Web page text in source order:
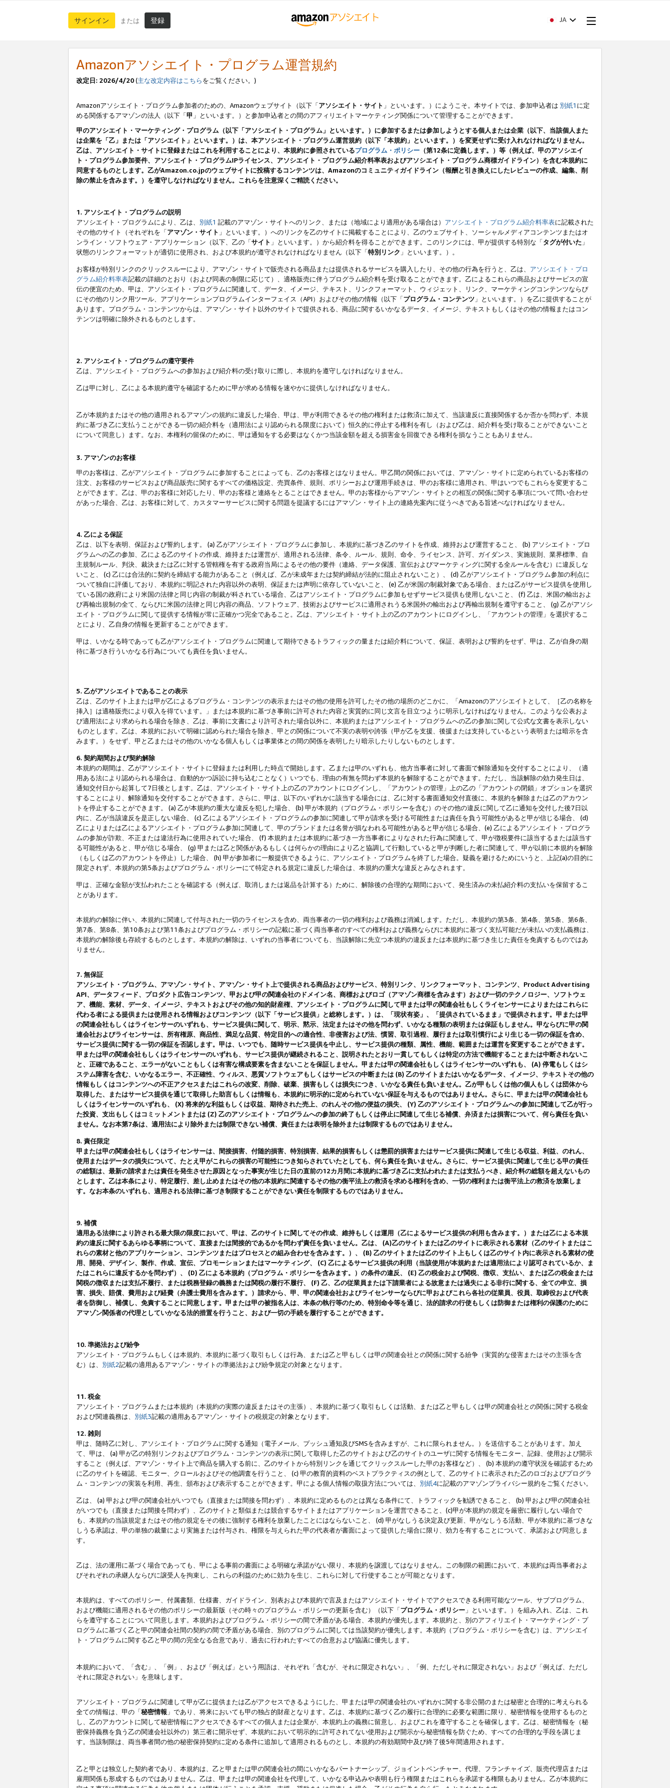
サインイン または 登録 JA
Amazonアソシエイト・プログラム運営規約
改定日: 2026/4/20(主な改定内容はこちらをご覧ください。)
Amazonアソシエイト・プログラム参加者のための、Amazonウェブサイト（以下「アソシエイト・サイト 」といいます。）にようこそ。本サイトでは、参加申込者は 別紙1 に定
める関係するアマゾンの法人（以下「甲 」といいます。）と参加申込者との間のアフィリエイトマーケティング関係について管理することができます。
甲のアソシエイト・マーケティング・プログラム（以下「アソシエイト・プログラム」といいます。）に参加するまたは参加しようとする個人または企業（以下、当該個人また
は企業を「乙」または「アソシエイト」といいます。）は、本アソシエイト・プログラム運営規約（以下「本規約」といいます。）を変更せずに受け入れなければなりません。
乙は、アソシエイト・サイトに登録またはこれを利用することにより、本規約に参照されているプログラム・ポリシー （第12条に定義します。）等（例えば、甲のアソシエイ
ト・プログラム参加要件、アソシエイト・プログラムIPライセンス、アソシエイト・プログラム紹介料率表およびアソシエイト・プログラム商標ガイドライン）を含む本規約に
同意するものとします。乙がAmazon.co.jpのウェブサイトに投稿するコンテンツは、Amazonのコミュニティガイドライン（報酬と引き換えにしたレビューの作成、編集、削
除の禁止を含みます。）を遵守しなければなりません。これらを注意深くご精読ください。
1. アソシエイト・プログラムの説明
アソシエイト・プログラムにより、乙は、 別紙1 記載のアマゾン・サイトへのリンク、または（地域により適用がある場合は） アソシエイト・プログラム紹介料率表に記載された
その他のサイト（それぞれを「アマゾン・サイト 」といいます。）へのリンクを乙のサイトに掲載することにより、乙のウェブサイト、ソーシャルメディアコンテンツまたはオ
ンライン・ソフトウェア・アプリケーション（以下、乙の「サイト 」といいます。）から紹介料を得ることができます。このリンクには、甲が提供する特別な「タグが付いた 」
状態のリンクフォーマットが適切に使用され、および本規約が遵守されなければなりません（以下「特別リンク 」といいます。）。
お客様が特別リンクのクリックスルーにより、アマゾン・サイトで販売される商品または提供されるサービスを購入したり、その他の行為を行うと、乙は、 アソシエイト・プロ
グラム紹介料率表記載の詳細のとおり（および同表の制限に応じて）、適格販売に伴うプログラム紹介料を受け取ることができます。乙によるこれらの商品およびサービスの宣
伝の便宜のため、甲は、アソシエイト・プログラムに関連して、データ、イメージ、テキスト、リンクフォーマット、ウィジェット、リンク、マーケティングコンテンツならび
にその他のリンク用ツール、アプリケーションプログラムインターフェイス（API）およびその他の情報（以下「プログラム・コンテンツ 」といいます。）を乙に提供することが
あります。プログラム・コンテンツからは、アマゾン・サイト以外のサイトで提供される、商品に関するいかなるデータ、イメージ、テキストもしくはその他の情報またはコン
テンツは明確に除外されるものとします。
2. アソシエイト・プログラムの遵守要件
乙は、アソシエイト・プログラムへの参加および紹介料の受け取りに際し、本規約を遵守しなければなりません。
乙は甲に対し、乙による本規約遵守を確認するために甲が求める情報を速やかに提供しなければなりません。
乙が本規約またはその他の適用されるアマゾンの規約に違反した場合、甲は、甲が利用できるその他の権利または救済に加えて、当該違反に直接関係するか否かを問わず、本規
約に基づき乙に支払うことができる一切の紹介料を（適用法により認められる限度において）恒久的に停止する権利を有し（および乙は、紹介料を受け取ることができないこと
について同意し）ます。なお、本権利の留保のために、甲は通知をする必要はなくかつ当該金額を超える損害金を回復できる権利を損なうこともありません。
3. アマゾンのお客様
甲のお客様は、乙がアソシエイト・プログラムに参加することによっても、乙のお客様とはなりません。甲乙間の関係においては、アマゾン・サイトに定められているお客様の
注文、お客様のサービスおよび商品販売に関するすべての価格設定、売買条件、規則、ポリシーおよび運用手続きは、甲のお客様に適用され、甲はいつでもこれらを変更するこ
とができます。乙は、甲のお客様に対応したり、甲のお客様と連絡をとることはできません。甲のお客様からアマゾン・サイトとの相互の関係に関する事項について問い合わせ
があった場合、乙は、お客様に対して、カスタマーサービスに関する問題を提議するにはアマゾン・サイト上の連絡先案内に従うべきである旨述べなければなりません。
4. 乙による保証
乙は、以下を表明、保証および誓約します。 (a) 乙がアソシエイト・プログラムに参加し、本規約に基づき乙のサイトを作成、維持および運営すること、 (b) アソシエイト・プロ
グラムへの乙の参加、乙による乙のサイトの作成、維持または運営が、適用される法律、条令、ルール、規則、命令、ライセンス、許可、ガイダンス、実施規則、業界標準、自
主規制ルール、判決、裁決または乙に対する管轄権を有する政府当局によるその他の要件（連絡、データ保護、宣伝およびマーケティングに関する全ルールを含む）に違反しな
いこと、 (c) 乙には合法的に契約を締結する能力があること（例えば、乙が未成年または契約締結が法的に阻止されないこと）、 (d) 乙がアソシエイト・プログラム参加の利点に
ついて独自に評価しており、本規約に明記された内容以外の表明、保証または声明に依存していないこと、 (e) 乙が米国の制裁対象である場合、または乙がサービス提供を使用し
ている国の政府により米国の法律と同じ内容の制裁が科されている場合、乙はアソシエイト・プログラムに参加もせずサービス提供も使用しないこと、 (f) 乙は、米国の輸出およ
び再輸出規制の全て、ならびに米国の法律と同じ内容の商品、ソフトウェア、技術およびサービスに適用されうる米国外の輸出および再輸出規制を遵守すること、 (g) 乙がアソシ
エイト・プログラムに関して提供する情報が常に正確かつ完全であること。乙は、アソシエイト・サイト上の乙のアカウントにログインし、「アカウントの管理」を選択するこ
とにより、乙自身の情報を更新することができます。
甲は、いかなる時であっても乙がアソシエイト・プログラムに関連して期待できるトラフィックの量または紹介料について、保証、表明および誓約をせず、甲は、乙が自身の期
待に基づき行ういかなる行為についても責任を負いません。
5. 乙がアソシエイトであることの表示
乙は、乙のサイト上または甲が乙によるプログラム・コンテンツの表示またはその他の使用を許可したその他の場所のどこかに、「Amazonのアソシエイトとして、［乙の名称を
挿入］は適格販売により収入を得ています。」または本規約に基づき事前に許可された内容と実質的に同じ文言を目立つように明示しなければなりません。このような公表およ
び適用法により求められる場合を除き、乙は、事前に文書により許可された場合以外に、本規約またはアソシエイト・プログラムへの乙の参加に関して公式な文書を表示しない
ものとします。乙は、本規約において明確に認められた場合を除き、甲との関係について不実の表明や誇張（甲が乙を支援、後援または支持しているという表明または暗示を含
みます。）をせず、甲と乙またはその他のいかなる個人もしくは事業体との間の関係を表明したり暗示したりしないものとします。
6. 契約期間および契約解除
本規約の期間は、乙がアソシエイト・サイトに登録または利用した時点で開始します。乙または甲のいずれも、他方当事者に対して書面で解除通知を交付することにより、（適
用ある法により認められる場合は、自動的かつ訴訟に持ち込むことなく）いつでも、理由の有無を問わず本規約を解除することができます。ただし、当該解除の効力発生日は、
通知交付日から起算して7日後とします。乙は、アソシエイト・サイト上の乙のアカウントにログインし、「アカウントの管理」上の乙の「アカウントの閉鎖」オプションを選択
することにより、解除通知を交付することができます。さらに、甲は、以下のいずれかに該当する場合には、乙に対する書面通知交付直後に、本規約を解除または乙のアカウン
トを停止することができます。 (a) 乙が本規約の重大な違反を犯した場合、 (b) 甲が本規約（プログラム・ポリシーを含む）のその他の違反に関して乙に通知を交付した後7日以
内に、乙が当該違反を是正しない場合、 (c) 乙によるアソシエイト・プログラムの参加に関連して甲が請求を受ける可能性または責任を負う可能性があると甲が信じる場合、 (d)
乙によりまたは乙によるアソシエイト・プログラム参加に関連して、甲のブランドまたは名誉が損なわれる可能性があると甲が信じる場合、(e) 乙によるアソシエイト・プログラ
ムの参加が詐欺、不正または違法行為に使用されていた場合、 (f) 本規約または本規約に基づき一方当事者によりなされた行為に関連して、甲が徴税要件に該当するまたは該当す
る可能性があると、甲が信じる場合、 (g) 甲または乙と関係があるもしくは何らかの理由により乙と協調して行動していると甲が判断した者に関連して、甲が以前に本規約を解除
（もしくは乙のアカウントを停止）した場合、 (h) 甲が参加者に一般提供できるように、アソシエイト・プログラムを終了した場合。疑義を避けるためにいうと、上記(a)の目的に
限定されず、本規約の第5条およびプログラム・ポリシーにて特定される規定に違反した場合は、本規約の重大な違反とみなされます。
甲は、正確な金額が支払われたことを確認する（例えば、取消しまたは返品を計算する）ために、解除後の合理的な期間において、発生済みの未払紹介料の支払いを保留するこ
とがあります。
本規約の解除に伴い、本規約に関連して付与された一切のライセンスを含め、両当事者の一切の権利および義務は消滅します。ただし、本規約の第3条、第4条、第5条、第6条、
第7条、第8条、第10条および第11条およびプログラム・ポリシーの記載に基づく両当事者のすべての権利および義務ならびに本規約に基づく支払可能だが未払いの支払義務は、
本規約の解除後も存続するものとします。本規約の解除は、いずれの当事者についても、当該解除に先立つ本規約の違反または本規約に基づき生じた責任を免責するものではあ
りません。
7. 無保証
アソシエイト・プログラム、アマゾン・サイト、アマゾン・サイト上で提供される商品およびサービス、特別リンク、リンクフォーマット、コンテンツ、Product Advertising
API、データフィード、プロダクト広告コンテンツ、甲および甲の関連会社のドメイン名、商標およびロゴ（アマゾン商標を含みます）および一切のテクノロジー、ソフトウェ
ア、機能、素材、データ、イメージ、テキストおよびその他の知的財産権、アソシエイト・プログラムに関して甲または甲の関連会社もしくライセンサーによりまたはこれらに
代わる者による提供または使用される情報およびコンテンツ（以下「サービス提供」と総称します。）は、「現状有姿」、「提供されているまま」で提供されます。甲または甲
の関連会社もしくはライセンサーのいずれも、サービス提供に関して、明示、黙示、法定またはその他を問わず、いかなる種類の表明または保証もしません。甲ならびに甲の関
連会社およびライセンサーは、所有権原、商品性、満足な品質、特定目的への適合性、非侵害および法、慣習、取引過程、履行または取引慣行により生じる一切の保証を含め、
サービス提供に関する一切の保証を否認します。甲は、いつでも、随時サービス提供を中止し、サービス提供の種類、属性、機能、範囲または運営を変更することができます。
甲または甲の関連会社もしくはライセンサーのいずれも、サービス提供が継続されること、説明されたとおり一貫してもしくは特定の方法で機能することまたは中断されないこ
と、正確であること、エラーがないこともしくは有害な構成要素を含まないことを保証しません。甲または甲の関連会社もしくはライセンサーのいずれも、 (A) 停電もしくはシ
ステム障害を含む、いかなるエラー、不正確性、ウィルス、悪質ソフトウェアもしくはサービスの中断または (B) 乙のサイトまたはいかなるデータ、イメージ、テキストその他の
情報もしくはコンテンツへの不正アクセスまたはこれらの改変、削除、破棄、損害もしくは損失につき、いかなる責任も負いません。乙が甲もしくは他の個人もしくは団体から
取得した、またはサービス提供を通じて取得した助言もしくは情報も、本規約に明示的に定められていない保証を与えるものではありません。さらに、甲または甲の関連会社も
しくはライセンサーのいずれも、 (X) 将来的な利益もしくは収益、期待された売上、のれんその他の便益の損失、 (Y) 乙のアソシエイト・プログラムへの参加に関連して乙が行っ
た投資、支出もしくはコミットメントまたは (Z) 乙のアソシエイト・プログラムへの参加の終了もしくは停止に関連して生じる補償、弁済または損害について、何ら責任を負い
ません。なお本第7条は、適用法により除外または制限できない補償、責任または表明を除外または制限するものではありません。
8. 責任限定
甲または甲の関連会社もしくはライセンサーは、間接損害、付随的損害、特別損害、結果的損害もしくは懲罰的損害またはサービス提供に関連して生じる収益、利益、のれん、
使用またはデータの損失について、たとえ甲がこれらの損害の可能性につき知らされていたとしても、何ら責任を負いません。さらに、サービス提供に関連して生じる甲の責任
の総額は、最新の請求または責任を発生させた原因となった事実が生じた日の直前の12カ月間に本規約に基づき乙に支払われたまたは支払うべき、紹介料の総額を超えないもの
とします。乙は本条により、特定履行、差し止めまたはその他の本規約に関連するその他の衡平法上の救済を求める権利を含め、一切の権利または衡平法上の救済を放棄しま
す。なお本条のいずれも、適用される法律に基づき制限することができない責任を制限するものではありません。
9. 補償
適用ある法律により許される最大限の限度において、甲は、乙のサイトに関してその作成、維持もしくは運用（乙によるサービス提供の利用も含みます。）または乙による本規
約の違反に関するあらゆる事柄について、直接または間接的であるかを問わず責任を負いません。乙は、 (A)乙のサイトまたは乙のサイトに表示される素材（乙のサイトまたはこ
れらの素材と他のアプリケーション、コンテンツまたはプロセスとの組み合わせを含みます。）、 (B) 乙のサイトまたは乙のサイト上もしくは乙のサイト内に表示される素材の使
用、開発、デザイン、製作、作成、宣伝、プロモーションまたはマーケティング、 (C) 乙によるサービス提供の利用（当該使用が本規約または適用法により認可されているか、ま
たはこれらに違反するかを問わず）、 (D) 乙による本規約（プログラム・ポリシーを含みます。）の条件の違反、 (E) 乙の税金および関税、徴収、支払い、または乙の税金または
関税の徴収または支払不履行、または税務登録の義務または関税の履行不履行、 (F) 乙、乙の従業員または下請業者による故意または過失による非行に関する、全ての申立、損
害、損失、賠償、費用および経費（弁護士費用を含みます。）請求から、甲、甲の関連会社およびライセンサーならびに甲およびこれら各社の従業員、役員、取締役および代表
者を防御し、補償し、免責することに同意します。甲または甲の被指名人は、本条の執行等のため、特別命令等を通じ、法的請求の行使もしくは防御または権利の保護のために
アマゾン関係者の代理としていかなる法的措置を行うこと、および一切の手続を履行することができます。
10. 準拠法および紛争
アソシエイト・プログラムもしくは本規約、本規約に基づく取引もしくは行為、または乙と甲もしくは甲の関連会社との関係に関する紛争（実質的な侵害またはその主張を含
む）は、 別紙2記載の適用あるアマゾン・サイトの準拠法および紛争規定の対象となります。
11. 税金
アソシエイト・プログラムまたは本規約（本規約の実際の違反またはその主張）、本規約に基づく取引もしくは活動、または乙と甲もしくは甲の関連会社との関係に関する税金
および関連義務は、 別紙3記載の適用あるアマゾン・サイトの税規定の対象となります。
12. 雑則
甲は、随時乙に対し、アソシエイト・プログラムに関する通知（電子メール、プッシュ通知及びSMSを含みますが、これに限られません。）を送信することがあります。加え
て、甲は、 (a) 甲が乙の特別リンクおよびプログラム・コンテンツの表示に関して取得した乙のサイトおよび乙のサイトのユーザに関する情報をモニター、記録、使用および開示
すること（例えば、アマゾン・サイト上で商品を購入する前に、乙のサイトから特別リンクを通じてクリックスルーした甲のお客様など）、 (b) 本規約の遵守状況を確認するため
に乙のサイトを確認、モニター、クロールおよびその他調査を行うこと、 (c) 甲の教育的資料のベストプラクティスの例として、乙のサイトに表示された乙のロゴおよびプログラ
ム・コンテンツの実装を利用、再生、頒布および表示することができます。甲による個人情報の取扱方法については、 別紙4に記載のアマゾンプライバシー規約をご覧ください。
乙は、 (a) 甲および甲の関連会社がいつでも（直接または間接を問わず）、本規約に定めるものとは異なる条件にて、トラフィックを勧誘できること、 (b) 甲および甲の関連会社
がいつでも（直接または間接を問わず）、乙のサイトと類似または競合するサイトまたはアプリケーションを運営できること、(c)甲が本規約の規定を厳密に履行しない場合で
も、本規約の当該規定またはその他の規定をその後に強制する権利を放棄したことにはならないこと、 (d) 甲がなしうる決定及び更新、甲がなしうる活動、甲が本規約に基づきな
しうる承認は、甲の単独の裁量により実施または付与され、権限を与えられた甲の代表者が書面によって提供した場合に限り、効力を有することについて、承諾および同意しま
す。
乙は、法の運用に基づく場合であっても、甲による事前の書面による明確な承諾がない限り、本規約を譲渡してはなりません。この制限の範囲において、本規約は両当事者およ
びそれぞれの承継人ならびに譲受人を拘束し、これらの利益のために効力を生じ、これらに対して行使することが可能となります。
本規約は、すべてのポリシー、付属書類、仕様書、ガイドライン、別表および本規約で言及またはアソシエイト・サイトでアクセスできる利用可能なツール、サブプログラム、
および機能に適用されるその他のポリシーの最新版（その時々のプログラム・ポリシーの更新を含む）（以下「プログラム・ポリシー 」といいます。）を組み入れ、乙は、これ
らを遵守することについて同意します。本規約およびプログラム・ポリシーの間で矛盾がある場合、本規約が優先します。本規約と、別のアフィリエイト・マーケティング・プ
ログラムに基づく乙と甲の関連会社間の契約の間で矛盾がある場合、別のプログラムに関しては当該契約が優先します。本規約（プログラム・ポリシーを含む）は、アソシエイ
ト・プログラムに関する乙と甲の間の完全なる合意であり、過去に行われたすべての合意および協議に優先します。
本規約において、「含む」、「例」、および「例えば」という用語は、それぞれ「含むが、それに限定されない」、「例、ただしそれに限定されない」および「例えば、ただし
それに限定されない」を意味します。
アソシエイト・プログラムに関連して甲が乙に提供または乙がアクセスできるようにした、甲または甲の関連会社のいずれかに関する非公開のまたは秘密と合理的に考えられる
全ての情報は、甲の「秘密情報 」であり、将来においても甲の独占的財産となります。乙は、本規約に基づく乙の履行に合理的に必要な範囲に限り、秘密情報を使用するものと
し、乙のアカウントに関して秘密情報にアクセスできるすべての個人または企業が、本規約上の義務に留意し、およびこれを遵守することを確保します。乙は、秘密情報を（秘
密保持義務を負う乙の関連会社以外の）第三者に開示せず、本規約において明示的に許可されてない使用および開示から秘密情報を防ぐため、すべての合理的な手段を講じま
す。当該制限は、両当事者間の他の秘密保持契約に定める条件に追加して適用されるものとし、本規約の有効期間中及び終了後5年間適用されます。
乙と甲とは独立した契約者であり、本規約は、乙と甲または甲の関連会社の間にいかなるパートナーシップ、ジョイントベンチャー、代理、フランチャイズ、販売代理店または
雇用関係も形成するものではありません。乙は、甲または甲の関連会社を代理して、いかなる申込みや表明も行う権限またはこれらを承諾する権限もありません。乙が本規約に